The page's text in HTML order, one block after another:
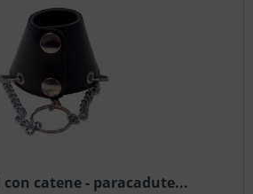
con catene - paracadute...